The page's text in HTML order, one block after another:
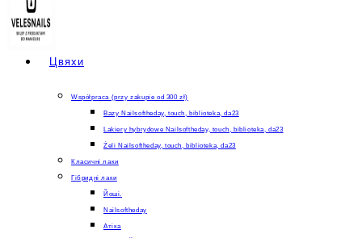
Цвяхи
Współpraca (przy zakupie od 300 zł)
Bazy Nailsoftheday, touch, biblioteka, da23
Lakiery hybrydowe Nailsoftheday, touch, biblioteka, da23
Żeli Nailsoftheday, touch, biblioteka, da23
Класичні лаки
Гібридні лаки
Йоші.
Nailsoftheday
Атіка